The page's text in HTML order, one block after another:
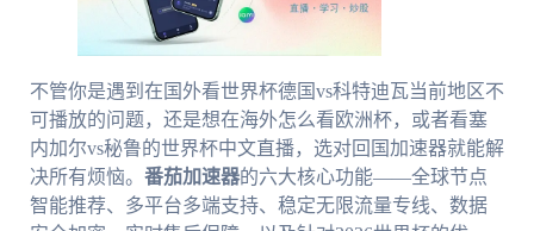
不管你是遇到在国外看世界杯德国vs科特迪瓦当前地区不
可播放的问题，还是想在海外怎么看欧洲杯，或者看塞
内加尔vs秘鲁的世界杯中文直播，选对回国加速器就能解
决所有烦恼。 番茄加速器的六大核心功能——全球节点
智能推荐、多平台多端支持、稳定无限流量专线、数据